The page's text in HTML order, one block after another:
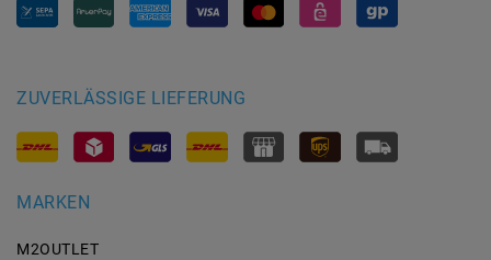
ZUVERLÄSSIGE LIEFERUNG
MARKEN
M2OUTLET